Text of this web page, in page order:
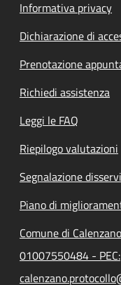
Informativa privacy
Dichiarazione di
Prenotazione
Richiedi assistenza
Leggi le FAQ
Riepilogo valutazioni
Segnalazione
Piano di
Comune di
01007550484 - PEC: